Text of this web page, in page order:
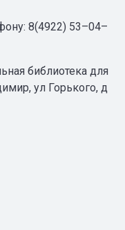
8(4922) 53–04–
библиотека для
ул Горького, д